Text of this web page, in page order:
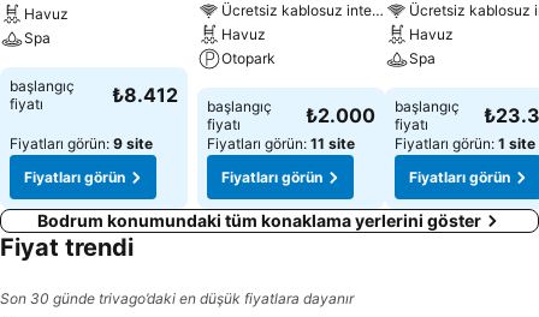
Havuz
Spa
başlangıç
fiyatı
₺8.412
Fiyatları görün: 9 site
Fiyatları görün
Ücretsiz kablosuz internet
Havuz
Otopark
başlangıç
fiyatı
₺2.000
Fiyatları görün: 11 site
Fiyatları görün
Ücretsiz kablosuz
Havuz
Spa
başlangıç
fiyatı
Fiyatları görün: 1 site
Fiyatları görün
Bodrum konumundaki tüm konaklama yerlerini göster
Fiyat trendi
Son 30 günde trivago’daki en düşük fiyatlara dayanır